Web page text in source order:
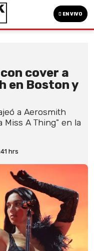
EN VIVO
cover a
en Boston y
a Aerosmith
Miss A Thing" en la
hrs